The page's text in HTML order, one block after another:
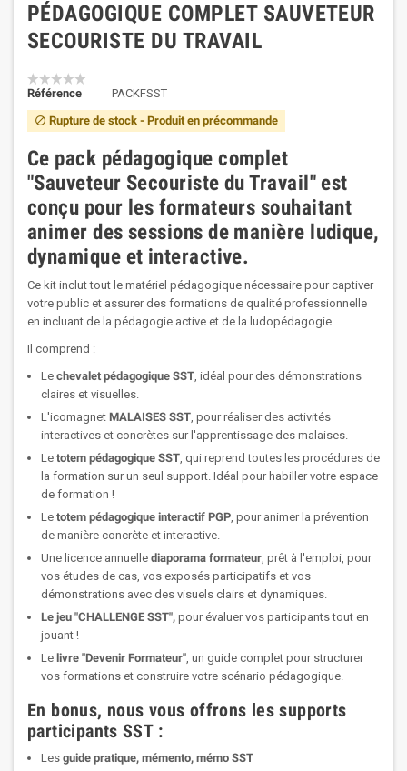
PÉDAGOGIQUE COMPLET SAUVETEUR
SECOURISTE DU TRAVAIL
Référence PACKFSST
block Rupture de stock - Produit en précommande
Ce pack pédagogique complet
"Sauveteur Secouriste du Travail" est
conçu pour les formateurs souhaitant
animer dessessions de manière ludique,
dynamique et interactive.
Ce kit inclut tout le matériel pédagogique nécessaire pour captiver
votre public et assurer des formations de qualité professionnelle
en incluant de la pédagogie active et de la ludopédagogie.
Il comprend :
Le chevalet pédagogique SST, idéal pour des démonstrations
claires et visuelles.
L'icomagnet MALAISES SST, pour réaliser des activités
interactives et concrètes sur l'apprentissage des malaises.
Le totem pédagogique SST, qui reprend toutes les procédures de
la formation sur un seul support. Idéal pour habiller votre espace
de formation !
Le totem pédagogique interactif PGP, pour animer la prévention
de manière concrète et interactive.
Une licence annuelle diaporama formateur, prêt à l'emploi, pour
vos études de cas, vos exposés participatifs et vos
démonstrations avec des visuels clairs et dynamiques.
Le jeu "CHALLENGE SST", pour évaluer vos participants tout en
jouant !
Le livre "Devenir Formateur", un guide complet pour structurer
vos formations et construire votre scénario pédagogique.
En bonus, nous vous offrons les supports
participants SST :
Les guide pratique, mémento, mémo SST